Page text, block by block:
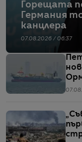
Горещата
Германия
канцлера
07.08.2026 / 06:37